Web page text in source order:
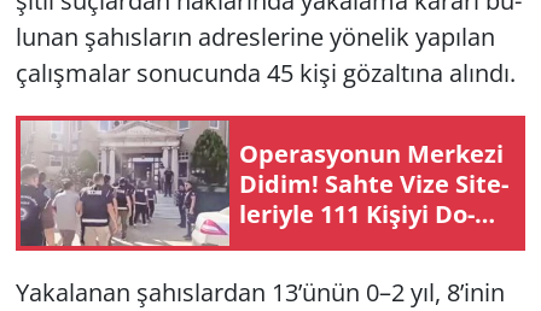
lu­nan şa­hıs­la­rın ad­res­le­ri­ne yö­ne­lik ya­pı­lan
ça­lış­ma­lar so­nu­cun­da 45 kişi gö­zal­tı­na alın­dı.
Ope­ras­yo­nun Mer­ke­zi
Didim! Sahte Vize Si­te­
le­riy­le 111 Ki­şi­yi Do­
lan­dı­ran Şe­be­ke­ye
Ya­ka­la­nan şa­hıs­lar­dan 13’ünün 0–2 yıl, 8’inin
Yerel